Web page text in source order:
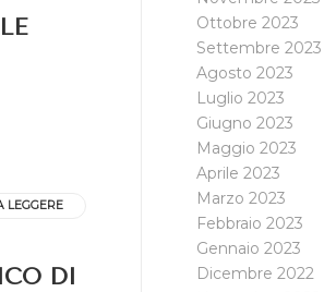
LEGGERE
DI
Ottobre 2023
Settembre 2023
Agosto 2023
Luglio 2023
Giugno 2023
Maggio 2023
Aprile 2023
Marzo 2023
Febbraio 2023
Gennaio 2023
Dicembre 2022